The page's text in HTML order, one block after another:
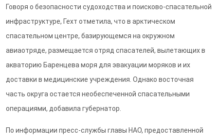
Говоря о безопасности судоходства и поисково-спасательной
инфраструктуре, Гехт отметила, что в арктическом
спасательном центре, базирующемся на окружном
авиаотряде, размещается отряд спасателей, вылетающих в
акваторию Баренцева моря для эвакуации моряков и их
доставки в медицинские учреждения. Однако восточная
часть округа остается необеспеченной спасательными
операциями, добавила губернатор.
По информации пресс-службы главы НАО, предоставленной